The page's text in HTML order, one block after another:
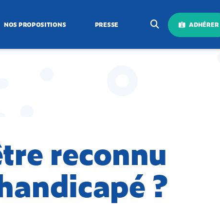
NOS PROPOSITIONS PRESSE ADHÉRER
reconnu
?